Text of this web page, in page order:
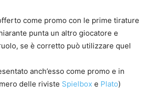
come promo con le prime tirature
punta un altro giocatore e
se è corretto può utilizzare quel
anch’esso come promo e in
delle riviste Spielbox e Plato)